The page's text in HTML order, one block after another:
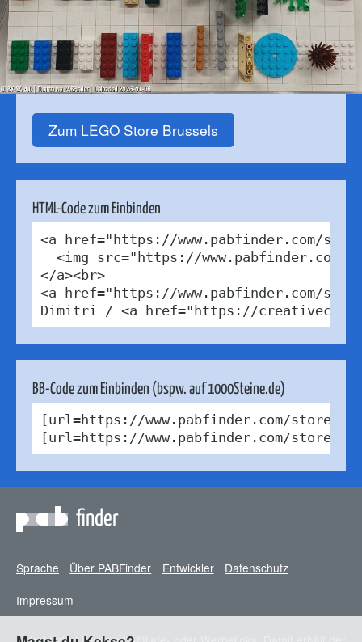
Zum LEGO Store Brussels
HTML-Code zum Einbinden
<a href="https://www.pabfinder.com/
<img src="https://www.pabfinder.com/
</a><br>
<a href="https://www.pabfinder.com/
Dimitri / <a href="https://
BB-Code zum Einbinden (bspw. auf 1000Steine.de)
[url=https://www.pabfinder.com/stores/
[url=https://www.pabfinder.com/stores/
finder
Sprache Über PABFinder Entwickler
Datenschutz
Impressum